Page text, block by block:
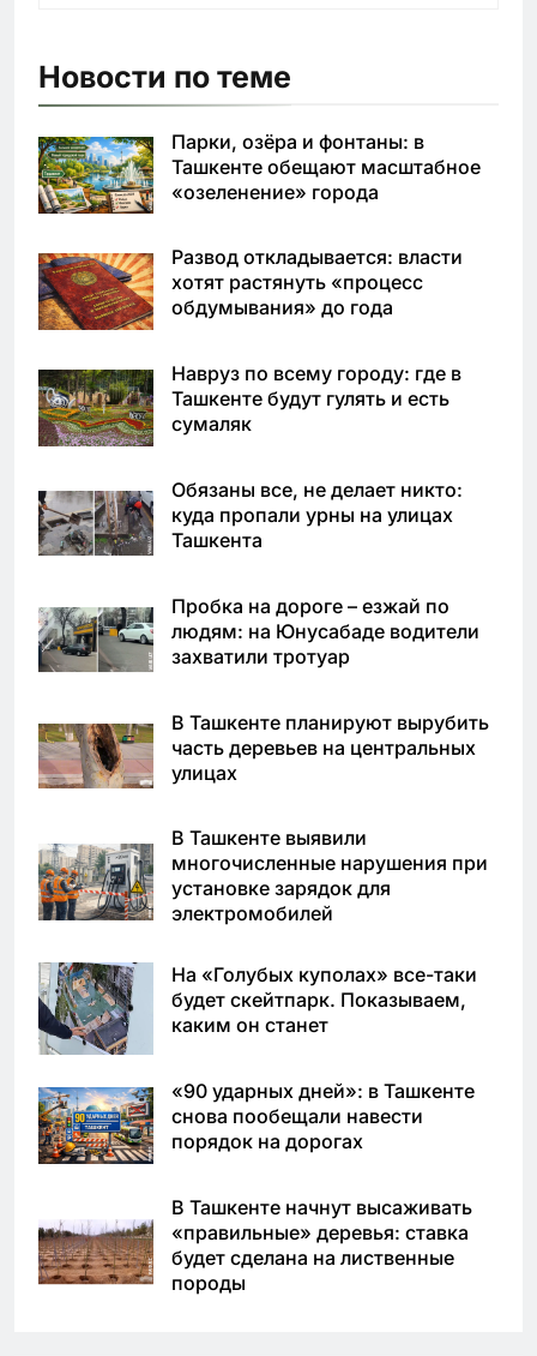
Новости по теме
Парки, озёра и фонтаны: в
Ташкенте обещают масштабное
«озеленение» города
Развод откладывается: власти
хотят растянуть «процесс
обдумывания» до года
Навруз по всему городу: где в
Ташкенте будут гулять и есть
сумаляк
Обязаны все, не делает никто:
куда пропали урны на улицах
Ташкента
Пробка на дороге – езжай по
людям: на Юнусабаде водители
захватили тротуар
В Ташкенте планируют вырубить
часть деревьев на центральных
улицах
В Ташкенте выявили
многочисленные нарушения при
установке зарядок для
электромобилей
На «Голубых куполах» все-таки
будет скейтпарк. Показываем,
каким он станет
«90 ударных дней»: в Ташкенте
снова пообещали навести
порядок на дорогах
В Ташкенте начнут высаживать
«правильные» деревья: ставка
будет сделана на лиственные
породы